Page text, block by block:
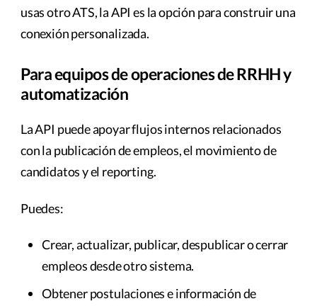
usas otro ATS, la API es la opción para construir una
conexión personalizada.
Para equipos de operaciones de RRHH y
automatización
La API puede apoyar flujos internos relacionados
con la publicación de empleos, el movimiento de
candidatos y el reporting.
Puedes:
Crear, actualizar, publicar, despublicar o cerrar
empleos desde otro sistema.
Obtener postulaciones e información de